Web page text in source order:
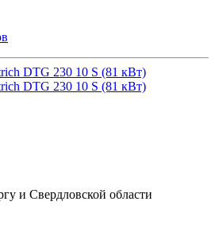
и Свердловской области